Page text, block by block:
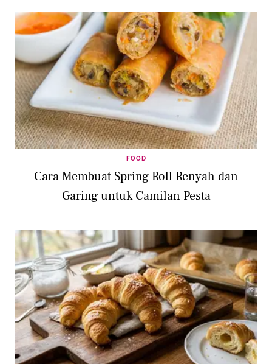
FOOD
Cara Membuat Spring Roll Renyah dan
Garing untuk Camilan Pesta